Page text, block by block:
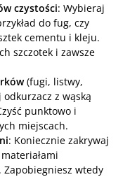
czystości: Wybieraj
do fug, czy
cementu i kleju.
szczotek i zawsze
(fugi, listwy,
z wąską
punktowo i
miejscach.
: Koniecznie zakrywaj
wtedy